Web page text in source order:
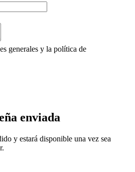
generales y la política de
enviada
y estará disponible una vez sea